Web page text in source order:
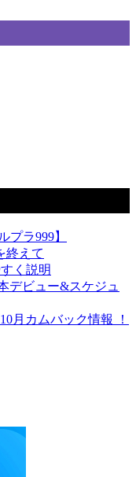
プラ999】
終えて
く説明
デビュー&スケジュ
月カムバック情報 ！